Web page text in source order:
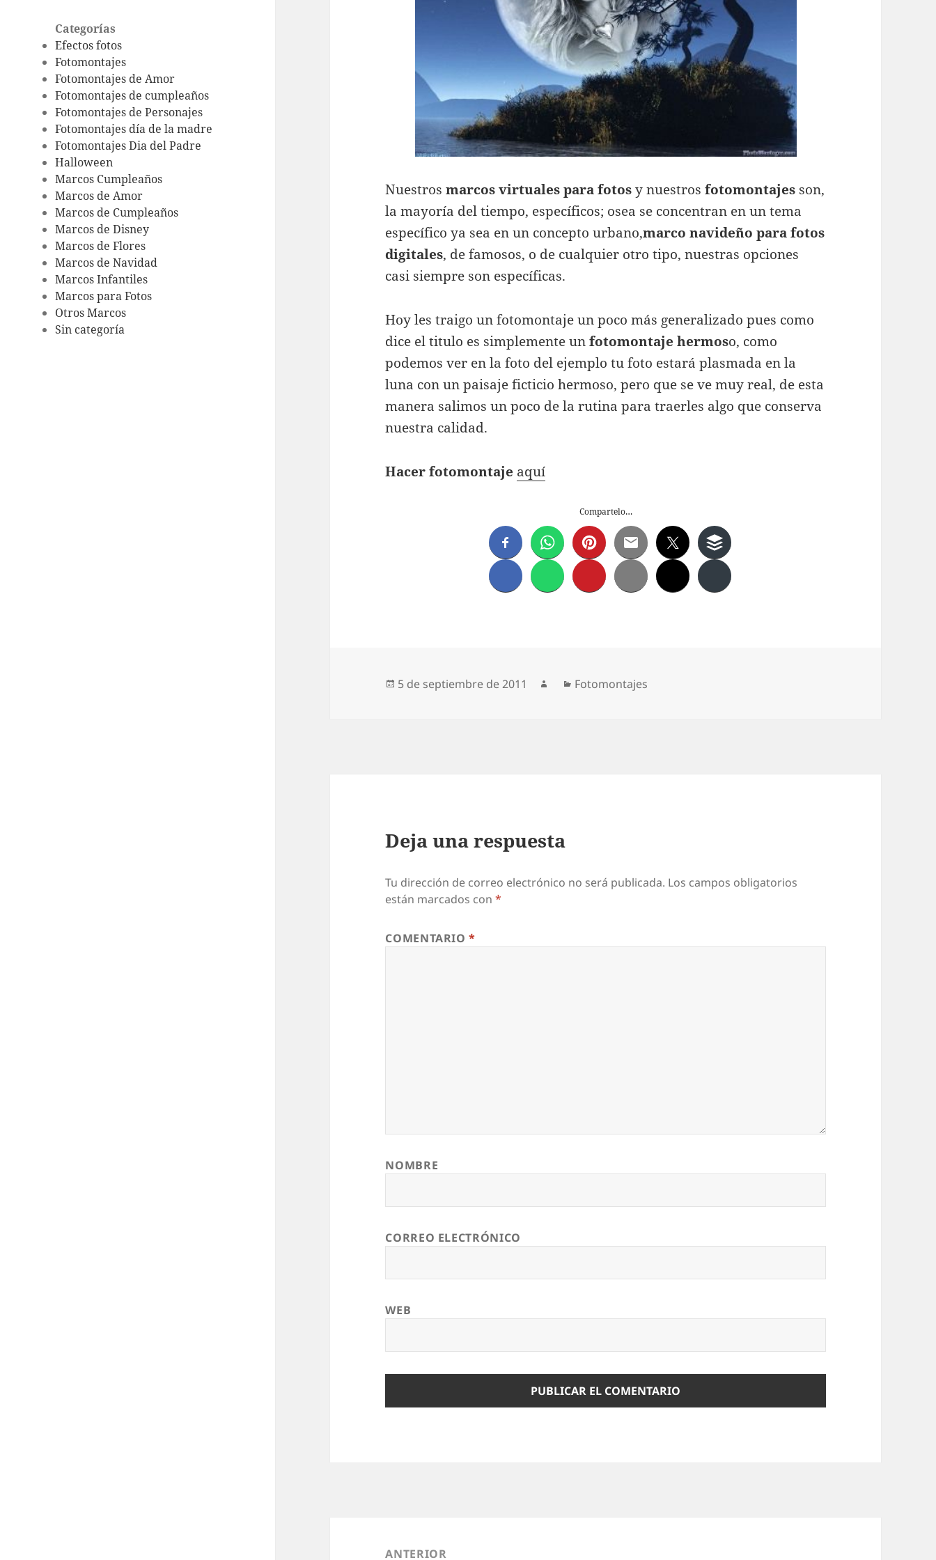
Categorías
Efectos fotos
Fotomontajes
Fotomontajes de Amor
Fotomontajes de cumpleaños
Fotomontajes de Personajes
Fotomontajes día de la madre
Fotomontajes Dia del Padre
Halloween
Marcos Cumpleaños
Marcos de Amor
Marcos de Cumpleaños
Marcos de Disney
Marcos de Flores
Marcos de Navidad
Marcos Infantiles
Marcos para Fotos
Otros Marcos
Sin categoría
Nuestrosmarcos virtuales para fotosy nuestrosfotomontajes son,
la mayoría del tiempo, específicos; osea se concentran en un tema
específico ya sea en un concepto urbano,marco navideño para fotos
digitales, de famosos, o de cualquier otro tipo, nuestras opciones
casi siempre son específicas.
Hoy les traigo un fotomontaje un poco más generalizado pues como
dice el titulo es simplemente unfotomontaje hermoso, como
podemos ver en la foto del ejemplo tu foto estará plasmada en la
luna con un paisaje ficticio hermoso, pero que se ve muy real, de esta
manera salimos un poco de la rutina para traerles algo que conserva
nuestra calidad.
Hacer fotomontaje aquí
Compartelo…
Publicado
5 de septiembre de 2011 AutorCategorías
Fotomontajes
Deja una respuesta
Tu dirección de correo electrónico no será publicada. Los campos obligatorios
están marcados con*
COMENTARIO*
NOMBRE
CORREO ELECTRÓNICO
WEB
ANTERIOR